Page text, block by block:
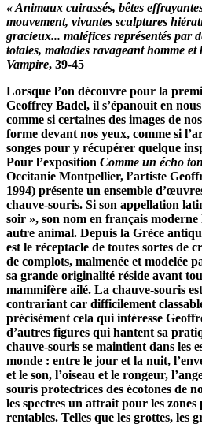
« Animaux cuirassés, bêtes
mouvement, vivantes sculptures
gracieux... maléfices représentés par
totales, maladies ravageant homme et
Vampire, 39-45
Lorsque l’on découvre pour la
Geoffrey Badel, il s’épanouit en
comme si certaines des images de
forme devant nos yeux, comme si
songes pour y récupérer quelque
Pour l’exposition Comme un écho
Occitanie Montpellier, l’artiste
1994) présente un ensemble
chauve-souris. Si son appellation
soir », son nom en français
autre animal. Depuis la Grèce
est le réceptacle de toutes sortes de
de complots, malmenée et modelée
sa grande originalité réside avant
mammifère ailé. La chauve-souris
contrariant car difficilement
précisément cela qui intéresse
d’autres figures qui hantent sa
chauve-souris se maintient dans les
monde : entre le jour et la nuit,
et le son, l’oiseau et le rongeur,
souris protectrices des écotones de
les spectres un attrait pour les zones
rentables. Telles que les grottes, les